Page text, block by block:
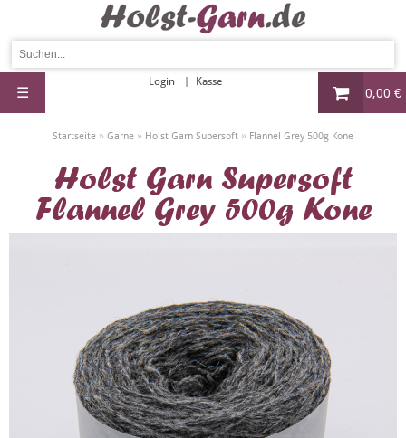
0,00 €
Login Kasse
☰
Startseite » Garne » Holst Garn Supersoft » Flannel Grey 500g Kone
Holst Garn Supersoft
Flannel Grey 500g Kone